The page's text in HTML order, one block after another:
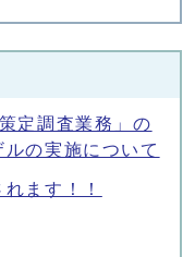
定調査業務」の
の実施について
ます！！